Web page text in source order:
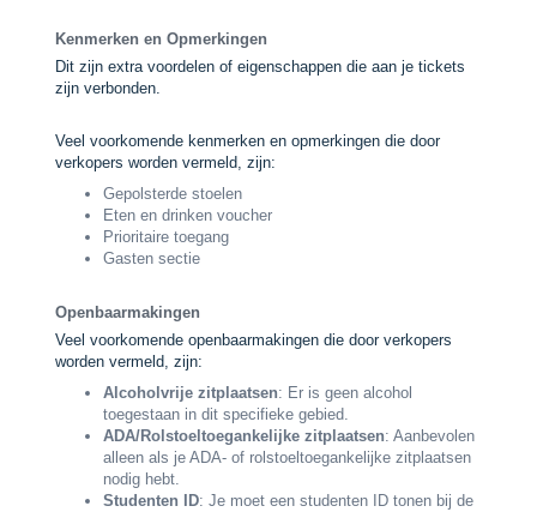
Kenmerken en Opmerkingen
Dit zijn extra voordelen of eigenschappen die aan je tickets
zijn verbonden.
Veel voorkomende kenmerken en opmerkingen die door
verkopers worden vermeld, zijn:
Gepolsterde stoelen
Eten en drinken voucher
Prioritaire toegang
Gasten sectie
Openbaarmakingen
Veel voorkomende openbaarmakingen die door verkopers
worden vermeld, zijn:
Alcoholvrije zitplaatsen: Er is geen alcohol
toegestaan in dit specifieke gebied.
ADA/Rolstoeltoegankelijke zitplaatsen: Aanbevolen
alleen als je ADA- of rolstoeltoegankelijke zitplaatsen
nodig hebt.
Studenten ID: Je moet een studenten ID tonen bij de